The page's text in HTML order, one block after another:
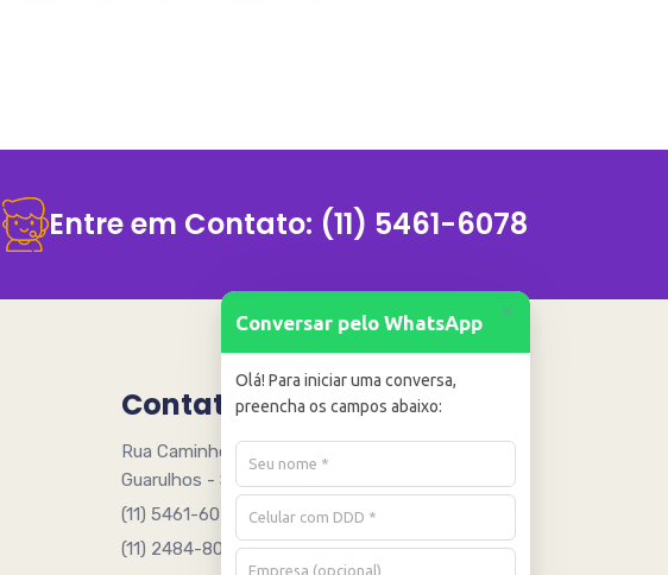
Entre em Contato: (11) 5461-6078
Contato
Rua Caminho Quinze 205 - Água Chata
Guarulhos - SP - 07251005
(11) 5461-6078
(11) 2484-8090
+
Conversar pelo WhatsApp
Olá! Para iniciar uma conversa,
preencha os campos abaixo: